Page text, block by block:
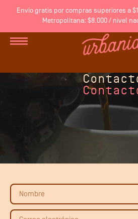
Envío gratis por compras superiores a
Metropolitana: $8.000 / nivel